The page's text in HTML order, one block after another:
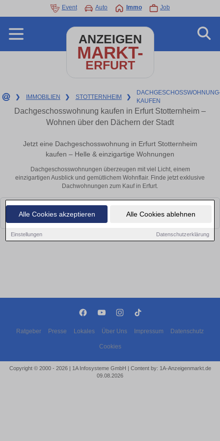
Alle Cookies akzeptieren Alle Cookies ablehnen
Einstellungen Datenschutzerklärung
Event Auto Immo Job
ANZEIGEN
MARKT-
ERFURT
❯ IMMOBILIEN ❯ STOTTERNHEIM ❯
KAUFEN
Dachgeschosswohnung kaufen in Erfurt Stotternheim –
Wohnen über den Dächern der Stadt
Jetzt eine Dachgeschosswohnung in Erfurt Stotternheim
kaufen – Helle & einzigartige Wohnungen
Dachgeschosswohnungen überzeugen mit viel Licht, einem
einzigartigen Ausblick und gemütlichem Wohnflair. Finde jetzt exklusive
Dachwohnungen zum Kauf in Erfurt.
Leider konnten wir derzeit keine passenden Objekte finden. Schauen Sie
bald wieder vorbei!
Ratgeber Presse Lokales Über Uns Impressum Datenschutz
Cookies
Copyright © 2000 - 2026 | 1A Infosysteme GmbH | Content by: 1A-Anzeigenmarkt.de
09.08.2026